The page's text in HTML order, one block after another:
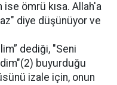
ömrü kısa. Allah'a
diye düşünüyor ve
dediği, "Seni
buyurduğu
izale için, onun